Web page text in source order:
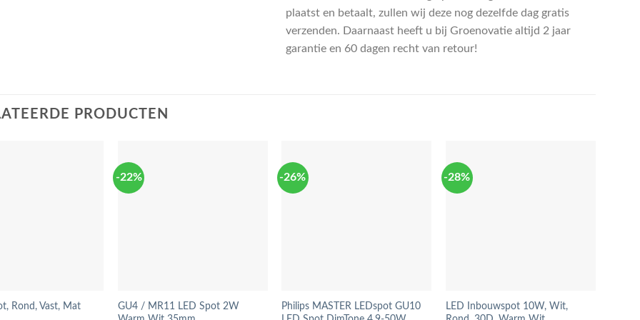
plaatst en betaalt, zullen wij deze nog dezelfde dag gratis
verzenden. Daarnaast heeft u bij Groenovatie altijd 2 jaar
garantie en 60 dagen recht van retour!
PRODUCTEN
Rond, Vast, Mat
-22%
GU4 / MR11 LED Spot 2W
-26%
Philips MASTER LEDspot GU10
-28%
LED Inbouwspot 10W, Wit,